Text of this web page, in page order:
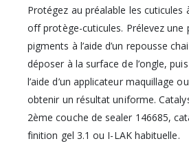
Protégez au préalable les cuticules
off protège-cuticules. Prélevez une
pigments à l’aide d’un repousse
déposer à la surface de l’ongle,
l’aide d’un applicateur maquillage
obtenir un résultat uniforme.
2ème couche de sealer 146685,
finition gel 3.1 ou I-LAK habituelle.